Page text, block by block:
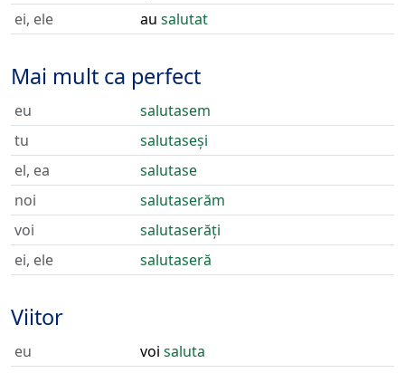
ei, ele
au salutat
Mai mult ca perfect
eu
salutasem
tu
salutaseși
el, ea
salutase
noi
salutaserăm
voi
salutaserăți
ei, ele
salutaseră
Viitor
eu voi saluta